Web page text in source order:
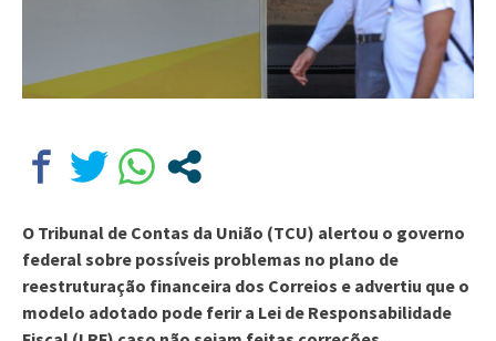
O Tribunal de Contas da União (TCU) alertou o governo
federal sobre possíveis problemas no plano de
reestruturação financeira dos Correios e advertiu que o
modelo adotado pode ferir a Lei de Responsabilidade